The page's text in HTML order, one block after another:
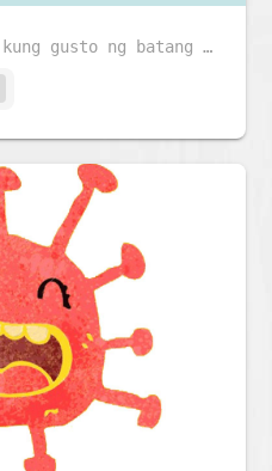
Gusto mo bang malaman kung gusto ng batang ito ang pumasok sa eskwelahan? Kung gusto mo, basahin mo ang istoryang ito.